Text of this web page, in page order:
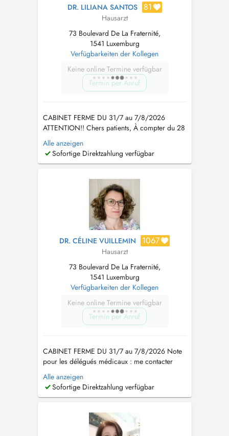
DR. LILIANA SANTOS 81
Hausarzt
73 Boulevard De La Fraternité,
1541 Luxemburg
Verfügbarkeiten der Kollegen
Keine online Termine verfügbar
Termin per Anruf
CABINET FERME DU 31/7 au 7/8/2026
ATTENTION!! Chers patients, À compter du 28
janvier et pour les trois prochains mois, les
consultations seront assurées par ma collègue
Dr Anne-Laure DUPONT. Médecin généraliste
une dizaine d'années d'expérience e...
Alle anzeigen
Sofortige Direktzahlung verfügbar
DR. CÉLINE VUILLEMIN 1067
Hausarzt
73 Boulevard De La Fraternité,
1541 Luxemburg
Verfügbarkeiten der Kollegen
Keine online Termine verfügbar
Termin per Anruf
CABINET FERME DU 31/7 au 7/8/2026 Note
pour les délégués médicaux : me contacter
PAR MAIL UNIQUEMENT pour la prise de RDV
:dr.vuillemin.celine@gmail.com
FR Médecin
généraliste avec 12 ans d'expérience en
nourrissons et enfants ainsi que des adultes ;
Alle anzeigen
Sofortige Direktzahlung verfügbar